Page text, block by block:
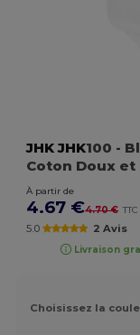
JHK JHK100 -
Coton Doux et
À partir de
4.67 €4.70 € TTC
5.0 2 Avis
Livraison
Choisissez la